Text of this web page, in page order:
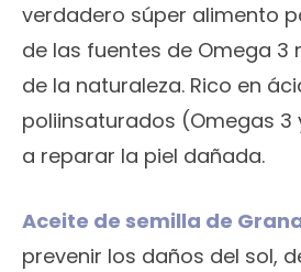
verdadero súper alimento
de las fuentes de Omega 3
de la naturaleza. Rico en
poliinsaturados (Omegas 3
a reparar la piel dañada.
Aceite de semilla de
prevenir los daños del sol,